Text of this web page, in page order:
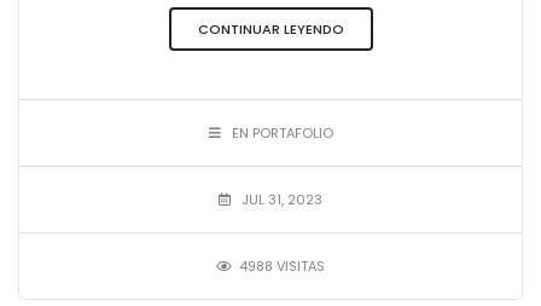
CONTINUAR LEYENDO
EN PORTAFOLIO
JUL 31, 2023
4988 VISITAS